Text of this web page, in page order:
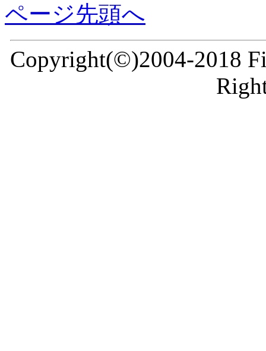
ページ先頭へ
Copyright(©)2004-2018